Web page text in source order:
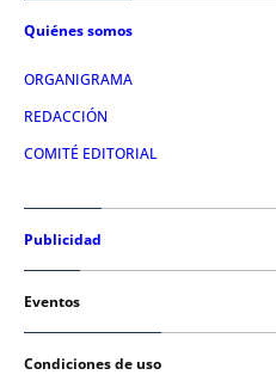
Quiénes somos
ORGANIGRAMA
REDACCIÓN
COMITÉ EDITORIAL
Publicidad
Eventos
Condiciones de uso